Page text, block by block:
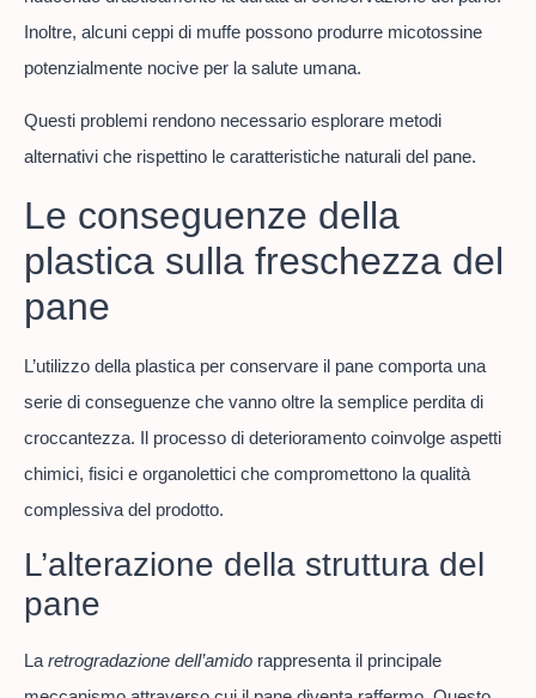
Inoltre, alcuni ceppi di muffe possono produrre micotossine
potenzialmente nocive per la salute umana.
Questi problemi rendono necessario esplorare metodi
alternativi che rispettino le caratteristiche naturali del pane.
Le conseguenze della
plastica sulla freschezza del
pane
L’utilizzo della plastica per conservare il pane comporta una
serie di conseguenze che vanno oltre la semplice perdita di
croccantezza. Il processo di deterioramento coinvolge aspetti
chimici, fisici e organolettici che compromettono la qualità
complessiva del prodotto.
L’alterazione della struttura del
pane
La retrogradazione dell’amido rappresenta il principale